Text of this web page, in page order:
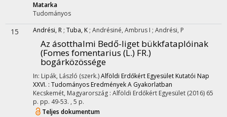
Matarka
Tudományos
15 Andrési, R ; Tuba, K ; Andrésiné, Ambrus I ; Andrési, P
Az ásotthalmi Bedő-liget bükkfataplóinak
(Fomes fomentarius (L.) FR.)
bogárközössége
In: Lipák, László (szerk.)Alföldi Erdőkért Egyesület Kutatói Nap
XXVI. : Tudományos Eredmények A Gyakorlatban
Kecskemét, Magyarország : Alföldi Erdőkért Egyesület (2016) 65
p. pp. 49-53. , 5 p.
Teljes dokumentum